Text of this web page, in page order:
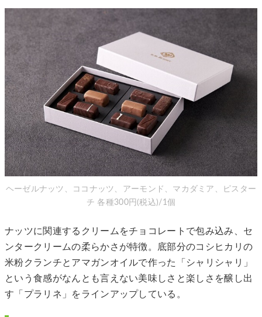
ヘーゼルナッツ、ココナッツ、アーモンド、マカダミア、ピスター
チ 各種300円(税込)/1個
ナッツに関連するクリームをチョコレートで包み込み、セ
ンタークリームの柔らかさが特徴。底部分のコシヒカリの
米粉クランチとアマガンオイルで作った「シャリシャリ」
という食感がなんとも言えない美味しさと楽しさを醸し出
す「プラリネ」をラインアップしている。